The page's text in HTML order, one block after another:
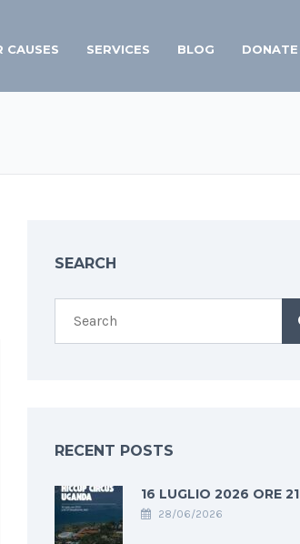
CAUSES SERVICES BLOG DONATE
SEARCH
RECENT POSTS
16 LUGLIO 2026 ORE 21
28/06/2026